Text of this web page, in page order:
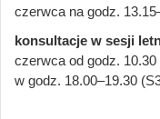
czerwca na godz.
konsultacje w sesji
czerwca od godz.
w godz. 18.00–19.30